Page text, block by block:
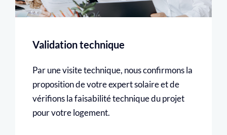
Validation technique
Par une visite technique, nous confirmons la
proposition de votre expert solaire et de
vérifions la faisabilité technique du projet
pour votre logement.